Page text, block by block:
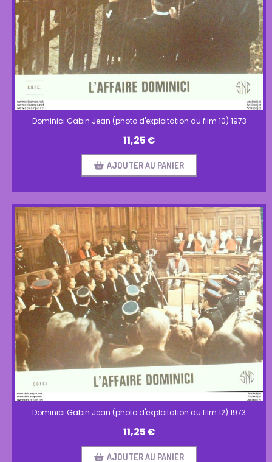
Dominici Gabin Jean (photo d'exploitation du film 10) 1973
11,25€
AJOUTER AU PANIER
Dominici Gabin Jean (photo d'exploitation du film 12) 1973
11,25€
AJOUTER AU PANIER